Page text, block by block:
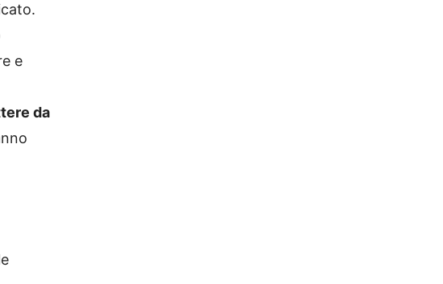
e
da